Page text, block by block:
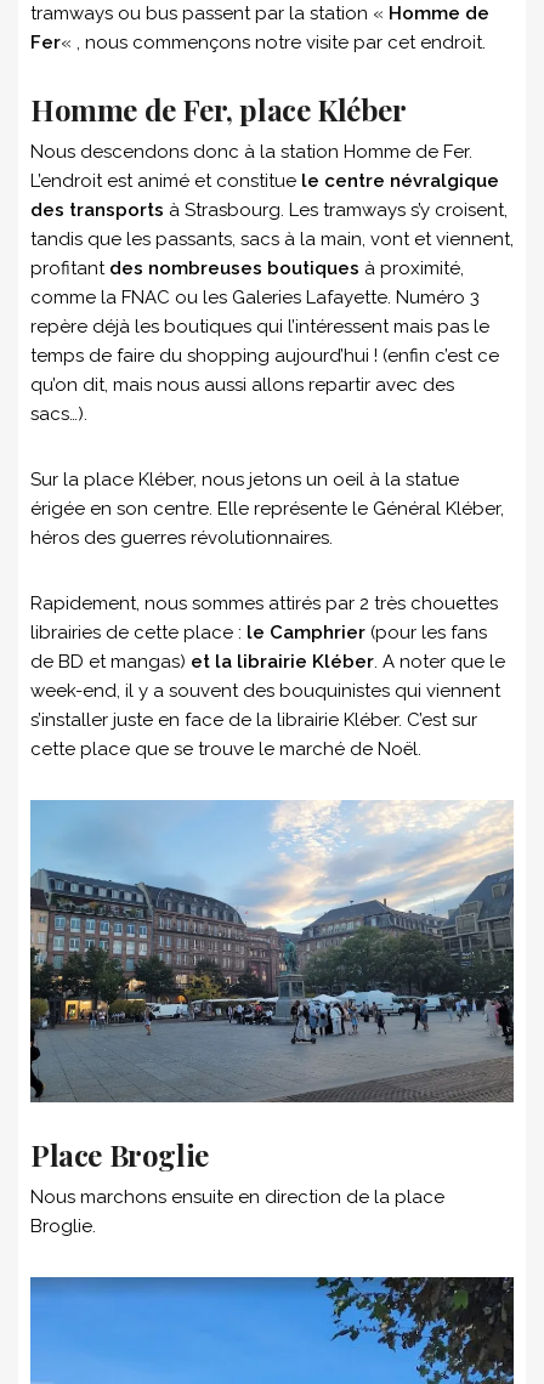
tramways ou bus passent par la station « Homme de
Fer« , nous commençons notre visite par cet endroit.
Homme de Fer, place Kléber
Nous descendons donc à la station Homme de Fer.
L’endroit est animé et constitue le centre névralgique
des transports à Strasbourg. Les tramways s’y croisent,
tandis que les passants, sacs à la main, vont et viennent,
profitant des nombreuses boutiques à proximité,
comme la FNAC ou les Galeries Lafayette. Numéro 3
repère déjà les boutiques qui l’intéressent mais pas le
temps de faire du shopping aujourd’hui ! (enfin c’est ce
qu’on dit, mais nous aussi allons repartir avec des
sacs…).
Sur la place Kléber, nous jetons un oeil à la statue
érigée en son centre. Elle représente le Général Kléber,
héros des guerres révolutionnaires.
Rapidement, nous sommes attirés par 2 très chouettes
librairies de cette place : le Camphrier (pour les fans
de BD et mangas) et la librairie Kléber. A noter que le
week-end, il y a souvent des bouquinistes qui viennent
s’installer juste en face de la librairie Kléber. C’est sur
cette place que se trouve le marché de Noël.
Place Broglie
Nous marchons ensuite en direction de la place
Broglie.